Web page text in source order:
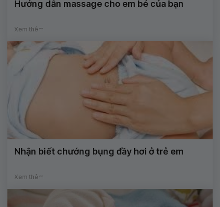
Hướng dẫn massage cho em bé của bạn
Xem thêm
Nhận biết chướng bụng đầy hơi ở trẻ em
Xem thêm